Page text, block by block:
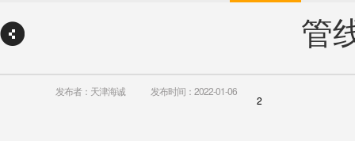
管
发布者：天津海诚 发布时间：2022-01-06
2